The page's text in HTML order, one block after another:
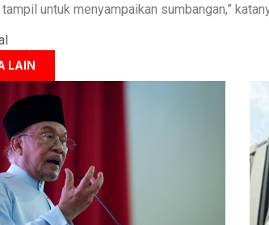
untuk menyampaikan sumbangan,”
LAIN